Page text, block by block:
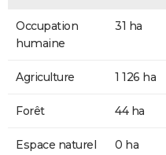
Occupation
humaine
31 ha
Agriculture 1 126 ha
Forêt 44 ha
Espace naturel 0 ha